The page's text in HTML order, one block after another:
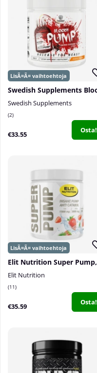
Swedish Supplements
2
€33.55 Osta!
Elit Nutrition
11
€35.59 Osta!